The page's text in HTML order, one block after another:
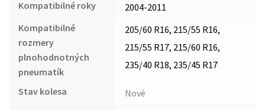
Kompatibilné roky
2004-2011
Kompatibilné
rozmery
plnohodnotných
pneumatík
205/60 R16, 215/55 R16,
215/55 R17, 215/60 R16,
235/40 R18, 235/45 R17
Stav kolesa
Nové